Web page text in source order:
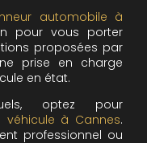
automobile à
pour vous porter
proposées par
prise en charge
en état.
optez pour
à Cannes.
professionnel ou